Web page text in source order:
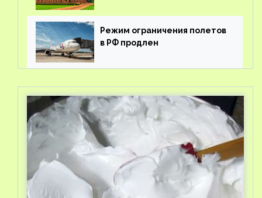
Режим ограничения полетов
в РФ продлен